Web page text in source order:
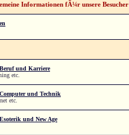
Informationen fÃ¼r unsere Besucher
und Karriere
etc.
und Technik
etc.
und New Age